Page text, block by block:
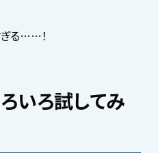
る……！
いろ試してみ